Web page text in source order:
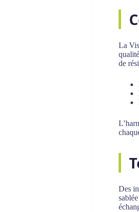
La
de
Des